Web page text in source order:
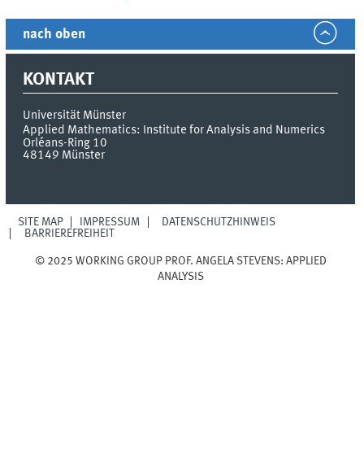
nach oben
KONTAKT
Universität Münster
Applied Mathematics: Institute for Analysis and Numerics
Orléans-Ring 10
48149 Münster
SITE MAP IMPRESSUM
DATENSCHUTZHINWEIS
BARRIEREFREIHEIT
© 2025 WORKING GROUP PROF. ANGELA STEVENS: APPLIED
ANALYSIS